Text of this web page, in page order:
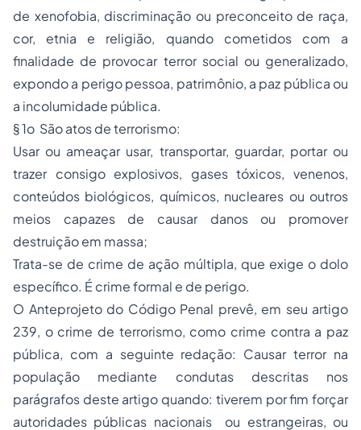
de xenofobia, discriminação ou preconceito de raça,
cor, etnia e religião, quando cometidos com a
finalidade de provocar terror social ou generalizado,
expondo a perigo pessoa, patrimônio, a paz pública ou
a incolumidade pública.
§ 1o São atos de terrorismo:
Usar ou ameaçar usar, transportar, guardar, portar ou
trazer consigo explosivos, gases tóxicos, venenos,
conteúdos biológicos, químicos, nucleares ou outros
meios capazes de causar danos ou promover
destruição em massa;
Trata-se de crime de ação múltipla, que exige o dolo
específico. É crime formal e de perigo.
O Anteprojeto do Código Penal prevê, em seu artigo
239, o crime de terrorismo, como crime contra a paz
pública, com a seguinte redação: Causar terror na
população mediante condutas descritas nos
parágrafos deste artigo quando: tiverem por fim forçar
autoridades públicas nacionais ou estrangeiras, ou